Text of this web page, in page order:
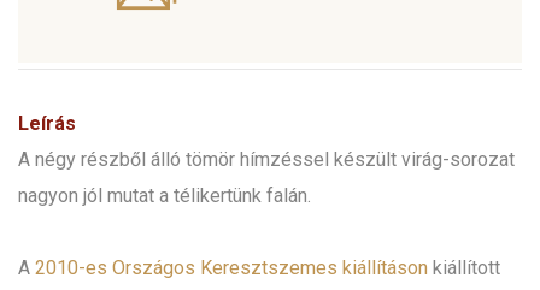
Leírás
A négy részből álló tömör hímzéssel készült virág-sorozat
nagyon jól mutat a télikertünk falán.
A 2010-es Országos Keresztszemes kiállításon kiállított